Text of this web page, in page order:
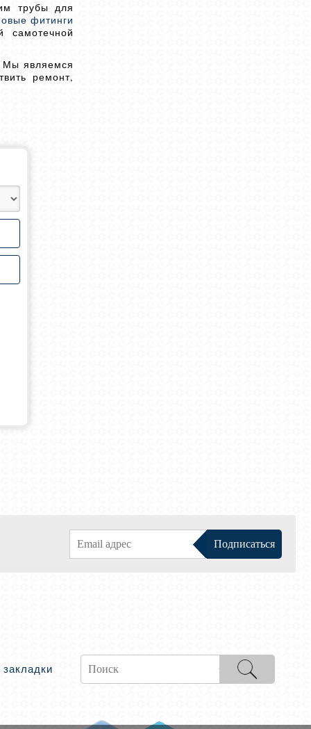
трубы для
фитинги
Мы являемся
ремонт,